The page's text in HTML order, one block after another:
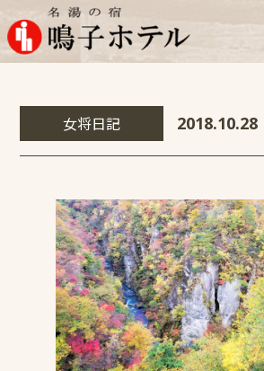
女将日記 2018.10.28